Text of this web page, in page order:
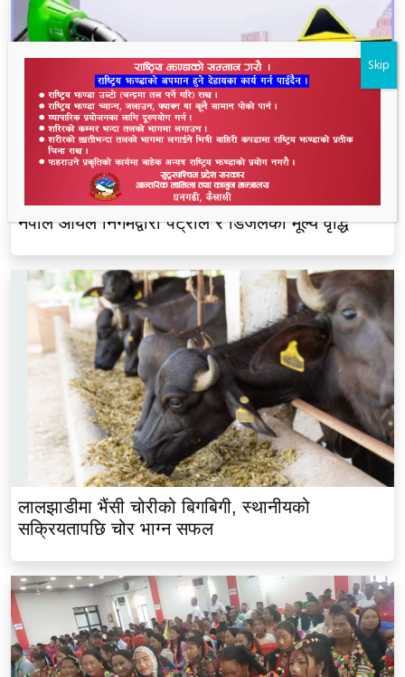
नेपाल आयल निगमद्वारा पेट्रोल र डिजेलको मूल्य वृद्धि
लालझाडीमा भैंसी चोरीको बिगबिगी, स्थानीयको
सक्रियतापछि चोर भाग्न सफल
Skip